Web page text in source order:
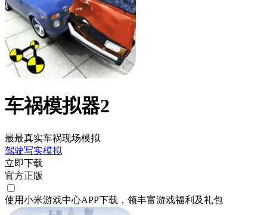
车祸模拟器2
最最真实车祸现场模拟
驾驶写实模拟
立即下载
官方正版
使用小米游戏中心APP下载 ，领丰富游戏福利 及礼包